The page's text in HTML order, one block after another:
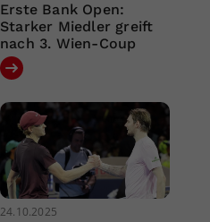
Erste Bank Open:
Starker Miedler greift
nach 3. Wien-Coup
24.10.2025